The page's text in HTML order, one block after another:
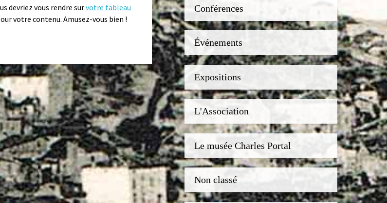
devriez vous rendre survotre tableau
votre contenu. Amusez-vous bien !
Conférences
Événements
Expositions
L'Association
Le musée Charles Portal
Non classé